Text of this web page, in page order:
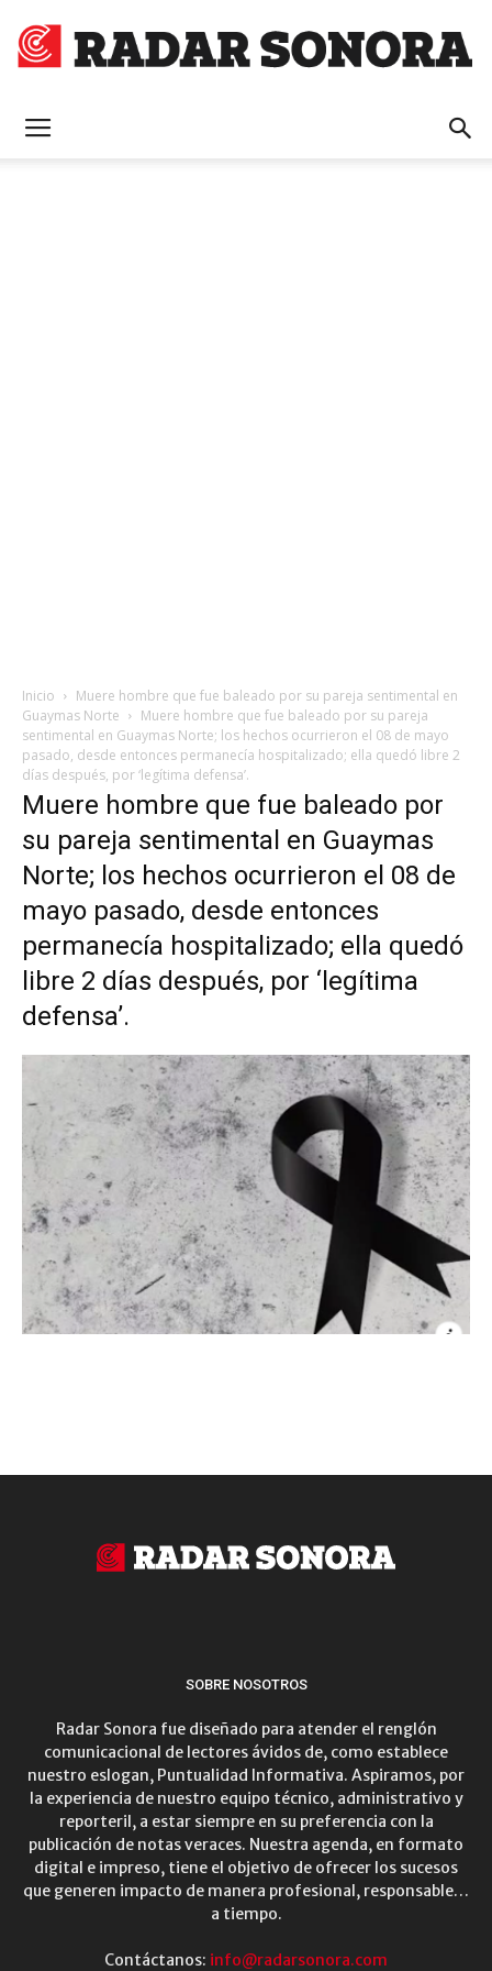
Inicio
Muere hombre que fue baleado por su pareja sentimental en
Guaymas Norte
Muere hombre que fue baleado por su pareja
sentimental en Guaymas Norte; los hechos ocurrieron el 08 de mayo
pasado, desde entonces permanecía hospitalizado; ella quedó libre 2
días después, por ‘legítima defensa’.
Muere hombre que fue baleado por
su pareja sentimental en Guaymas
Norte; los hechos ocurrieron el 08 de
mayo pasado, desde entonces
permanecía hospitalizado; ella quedó
libre 2 días después, por ‘legítima
defensa’.
SOBRE NOSOTROS
Radar Sonora fue diseñado para atender el renglón
comunicacional de lectores ávidos de, como establece
nuestro eslogan, Puntualidad Informativa. Aspiramos, por
la experiencia de nuestro equipo técnico, administrativo y
reporteril, a estar siempre en su preferencia con la
publicación de notas veraces. Nuestra agenda, en formato
digital e impreso, tiene el objetivo de ofrecer los sucesos
que generen impacto de manera profesional, responsable…
a tiempo.
Contáctanos: info@radarsonora.com